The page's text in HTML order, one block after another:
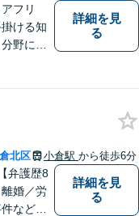
フリ
ける知
野にと
ル相談
に対応
は、ご相
詳細を見
る
北区 小倉駅 から徒歩6分
弁護歴8
婚／労
などに
詳細を見
る